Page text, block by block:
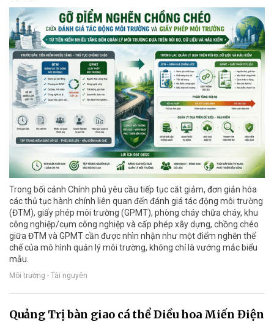
Trong bối cảnh Chính phủ yêu cầu tiếp tục cắt giảm, đơn giản hóa
các thủ tục hành chính liên quan đến đánh giá tác động môi trường
(ĐTM), giấy phép môi trường (GPMT), phòng cháy chữa cháy, khu
công nghiệp/cụm công nghiệp và cấp phép xây dựng, chồng chéo
giữa ĐTM và GPMT cần được nhìn nhận như một điểm nghẽn thể
chế của mô hình quản lý môi trường, không chỉ là vướng mắc biểu
mẫu.
Môi trường - Tài nguyên
Quảng Trị bàn giao cá thể Diều hoa Miến Điện